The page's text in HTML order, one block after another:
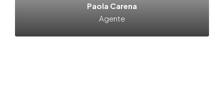
Paola Carena
Agente